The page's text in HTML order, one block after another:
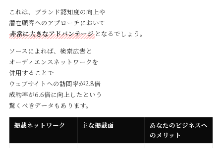
これは、ブランド認知度の向上や
潜在顧客へのアプローチにおいて
非常に大きなアドバンテージとなるでしょう。
ソースによれば、検索広告と
オーディエンスネットワークを
併用することで
ウェブサイトへの訪問率が2.8倍
成約率が6.6倍に向上したという
驚くべきデータもあります。
掲載ネットワーク 主な掲載面
あなたのビジネスへ
のメリット